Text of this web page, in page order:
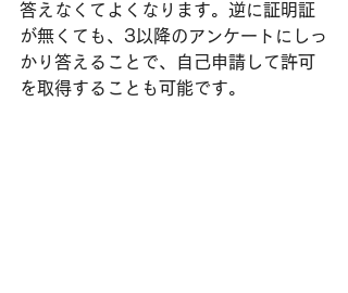
答えなくてよくなります。逆に証明証
が無くても、3以降のアンケートにしっ
かり答えることで、自己申請して許可
を取得することも可能です。